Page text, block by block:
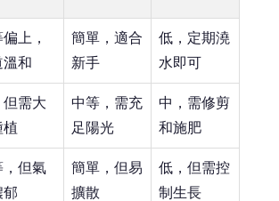
上，
溫和
簡單，適合
新手
低，定期澆
水即可
但需大
植
中等，需充
足陽光
中，需修剪
和施肥
，但氣
郁
簡單，但易
擴散
低，但需控
制生長